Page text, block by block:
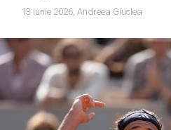
13 iunie 2026, Andreea Giuclea